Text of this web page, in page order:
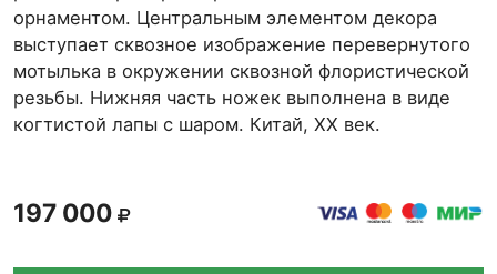
орнаментом. Центральным элементом декора
выступает сквозное изображение перевернутого
мотылька в окружении сквозной флористической
резьбы. Нижняя часть ножек выполнена в виде
когтистой лапы с шаром. Китай, XX век.
197 000